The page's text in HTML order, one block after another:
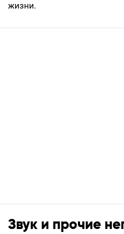
жизни.
Звук и прочие